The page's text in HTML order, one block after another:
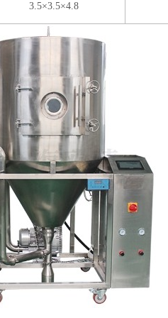
3.5×3.5×4.8